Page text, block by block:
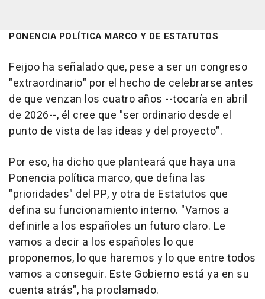
PONENCIA POLÍTICA MARCO Y DE ESTATUTOS
Feijoo ha señalado que, pese a ser un congreso
"extraordinario" por el hecho de celebrarse antes
de que venzan los cuatro años --tocaría en abril
de 2026--, él cree que "ser ordinario desde el
punto de vista de las ideas y del proyecto".
Por eso, ha dicho que planteará que haya una
Ponencia política marco, que defina las
"prioridades" del PP, y otra de Estatutos que
defina su funcionamiento interno. "Vamos a
definirle a los españoles un futuro claro. Le
vamos a decir a los españoles lo que
proponemos, lo que haremos y lo que entre todos
vamos a conseguir. Este Gobierno está ya en su
cuenta atrás", ha proclamado.